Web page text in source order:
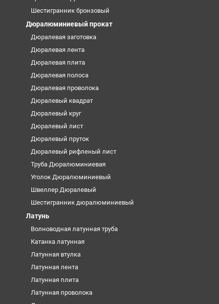
Шестигранник бронзовый
Дюралюминиевый прокат
Дюралевая заготовка
Дюралевая лента
Дюралевая плита
Дюралевая полоса
Дюралевая проволока
Дюралевый квадрат
Дюралевый круг
Дюралевый лист
Дюралевый пруток
Дюралевый рифленый лист
Труба Дюралюминиевая
Уголок Дюралюминиевый
Швеллер Дюралевый
Шестигранник дюралюминиевый
Латунь
Волноводная латунная труба
Катанка латунная
Латунная втулка
Латунная лента
Латунная плита
Латунная проволока